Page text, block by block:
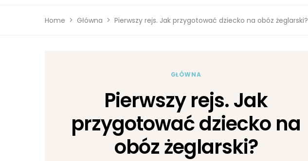
Home Główna Pierwszy rejs. Jak przygotować dziecko na obóz żeglarski?
GŁÓWNA
Pierwszy rejs. Jak
przygotować dziecko na
obóz żeglarski?